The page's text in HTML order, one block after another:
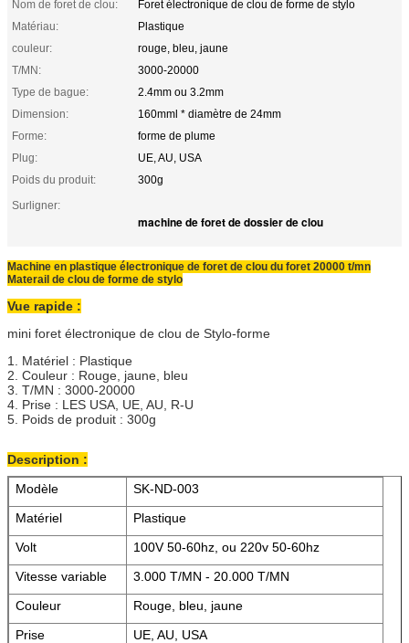
Nom de foret de clou:
Foret électronique de clou de forme de stylo
Matériau:
Plastique
couleur:
rouge, bleu, jaune
T/MN:
3000-20000
Type de bague:
2.4mm ou 3.2mm
Dimension:
160mml * diamètre de 24mm
Forme:
forme de plume
Plug:
UE, AU, USA
Poids du produit:
300g
Surligner:
machine de foret de dossier de clou
Machine en plastique électronique de foret de clou du foret 20000 t/mn
Materail de clou de forme de stylo
Vue rapide :
mini foret électronique de clou de Stylo-forme
1. Matériel : Plastique
2. Couleur : Rouge, jaune, bleu
3. T/MN : 3000-20000
4. Prise : LES USA, UE, AU, R-U
5. Poids de produit : 300g
Description :
Modèle
SK-ND-003
Matériel
Plastique
Volt
100V 50-60hz, ou 220v 50-60hz
Vitesse variable
3.000 T/MN - 20.000 T/MN
Couleur
Rouge, bleu, jaune
Prise
UE, AU, USA